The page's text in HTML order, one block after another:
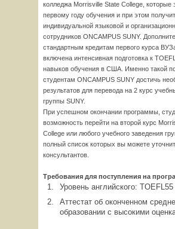
колледжа Morrisville State College, которые
первому году обучения и при этом
индивидуальной языковой и
сотрудников ONCAMPUS SUNY.
стандартным кредитам первого курса
включена интенсивная подготовка к
навыков обучения в США. Именно такой
студентам ONCAMPUS SUNY достичь
результатов для перевода на 2 курс
группы SUNY.
При успешном окончании программы,
возможность перейти на второй курс
College или любого учебного заведения
полный список которых вы можете
консультантов.
Требования для поступления на
Уровень английского:
Аттестат об оконченном
образовании с высокими